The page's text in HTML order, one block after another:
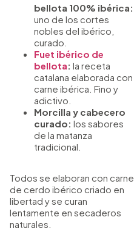
bellota 100% ibérica:
uno de los cortes
nobles del ibérico,
curado.
Fuet ibérico de
bellota: la receta
catalana elaborada con
carne ibérica. Fino y
adictivo.
Morcilla y cabecero
curado: los sabores
de la matanza
tradicional.
Todos se elaboran con carne
de cerdo ibérico criado en
libertad y se curan
lentamente en secaderos
naturales.